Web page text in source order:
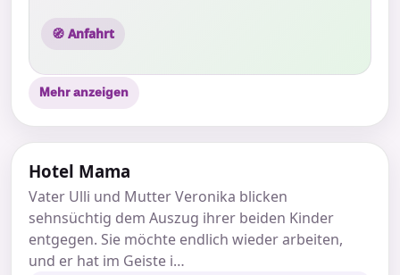
🧭 Anfahrt
Mehr anzeigen
Hotel Mama
Vater Ulli und Mutter Veronika blicken
sehnsüchtig dem Auszug ihrer beiden Kinder
entgegen. Sie möchte endlich wieder arbeiten,
und er hat im Geiste i…